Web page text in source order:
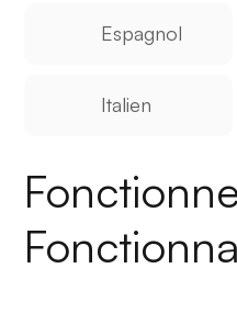
Espagnol
Italien